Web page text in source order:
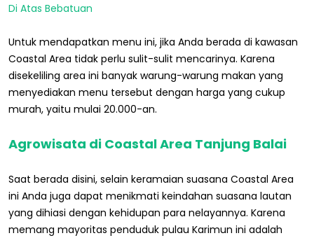
Di Atas Bebatuan
Untuk mendapatkan menu ini, jika Anda berada di kawasan
Coastal Area tidak perlu sulit-sulit mencarinya. Karena
disekeliling area ini banyak warung-warung makan yang
menyediakan menu tersebut dengan harga yang cukup
murah, yaitu mulai 20.000-an.
Agrowisata di Coastal Area Tanjung Balai
Saat berada disini, selain keramaian suasana Coastal Area
ini Anda juga dapat menikmati keindahan suasana lautan
yang dihiasi dengan kehidupan para nelayannya. Karena
memang mayoritas penduduk pulau Karimun ini adalah